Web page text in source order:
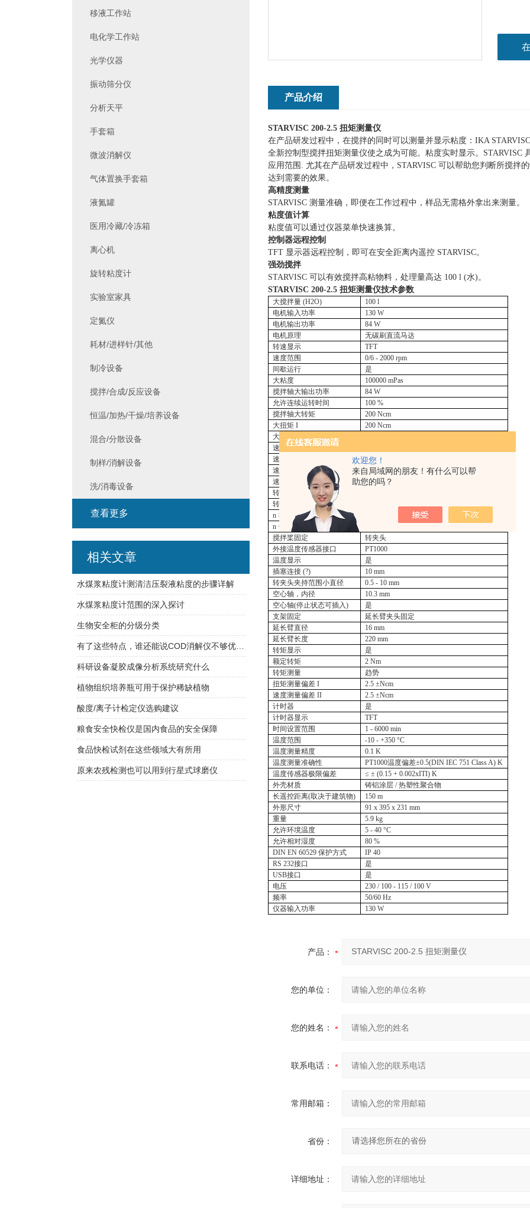
欢迎您！
来自局域网的朋友！有什么可以帮
助您的吗？
产品介绍
STARVISC 200-2.5 扭矩测量仪
在产品研发过程中，在搅拌的同时可以测量并显示粘度： IKA
全新控制型搅拌扭矩测量仪使之成为可能。粘度实时显示。 STARVISC
应用范围 . 尤其在产品研发过程中， STARVISC 可以帮助您判断所搅拌
达到需要的效果。
高精度测量
STARVISC 测量准确，即便在工作过程中，样品无需格外拿出来测量。
粘度值计算
粘度值可以通过仪器菜单快速换算。
控制器远程控制
TFT 显示器远程控制，即可在安全距离内遥控 STARVISC。
强劲搅拌
STARVISC 可以有效搅拌高粘物料，处理量高达 100 l (水)。
STARVISC 200-2.5 扭矩测量仪技术参数
大搅拌量 (H2O)
100 l
电机输入功率
130 W
电机输出功率
84 W
电机原理
无碳刷直流马达
转速显示
TFT
速度范围
0/6 - 2000 rpm
间歇运行
是
大粘度
100000 mPas
搅拌轴大输出功率
84 W
允许连续运转时间
100 %
搅拌轴大转矩
200 Ncm
大扭矩 I
200 Ncm
大扭矩
II
速度范围I (50 Hz)
速度范围
30 - 2000 rpm
速度范围
I (60 Hz)
6 - 400 rpm
速度范围
II (60 Hz)
30 - 2000 rpm
转速控制
转速设置精度
n > 300rpm时速度测量偏差
n < 300rpm
时速度测量偏差
搅拌桨固定
转夹头
外接温度传感器接口
PT1000
温度显示
是
插塞连接 (?)
10 mm
转夹头夹持范围小直径
0.5 - 10 mm
空心轴，内径
10.3 mm
空心轴(停止状态可插入)
是
支架固定
延长臂夹头固定
延长臂直径
16 mm
延长臂长度
220 mm
转矩显示
是
额定转矩
2 Nm
转矩测量
趋势
扭矩测量偏差 I
2.5 ±Ncm
速度测量偏差 II
2.5 ±Ncm
计时器
是
计时器显示
TFT
时间设置范围
1 - 6000 min
温度范围
-10 - +350 °C
温度测量精度
0.1 K
温度测量准确性 PT1000温度偏差±0.5(DIN IEC 751 Class A) K
温度传感器极限偏差
≤ ± (0.15 + 0.002xITI) K
外壳材质
铸铝涂层 /热塑性聚合物
长遥控距离(取决于建筑物)
150 m
外形尺寸
91 x 395 x 231 mm
重量
5.9 kg
允许环境温度
5 - 40 °C
允许相对湿度
80 %
DIN EN 60529保护方式
IP 40
RS 232接口
是
USB接口
是
电压
230 / 100 - 115 / 100 V
频率
50/60 Hz
仪器输入功率
130 W
产品：
您的单位：
您的姓名：
联系电话：
常用邮箱：
省份：
详细地址：
移液工作站
电化学工作站
光学仪器
振动筛分仪
分析天平
手套箱
微波消解仪
气体置换手套箱
液氮罐
医用冷藏/冷冻箱
离心机
旋转粘度计
实验室家具
定氮仪
耗材/进样针/其他
制冷设备
搅拌/合成/反应设备
恒温/加热/干燥/培养设备
混合/分散设备
制样/消解设备
洗/消毒设备
查看更多
相关文章
水煤浆粘度计测清洁压裂液粘度的步骤详解
水煤浆粘度计范围的深入探讨
生物安全柜的分级分类
有了这些特点，谁还能说COD消解仪不够优质！
科研设备凝胶成像分析系统研究什么
植物组织培养瓶可用于保护稀缺植物
酸度/离子计检定仪选购建议
粮食安全快检仪是国内食品的安全保障
食品快检试剂在这些领域大有所用
原来农残检测也可以用到行星式球磨仪